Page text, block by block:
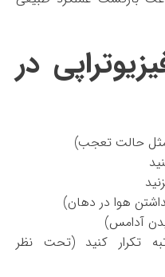
در
(مثل حالت تعجب)
هوا در دهان)
آدامس)
را روزانه ۵-۱۰ مرتبه تکرار کنید (تحت نظر